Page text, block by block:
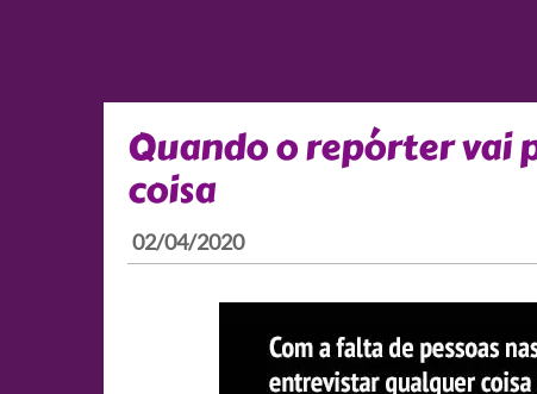
Quando o repórter vai
coisa
02/04/2020